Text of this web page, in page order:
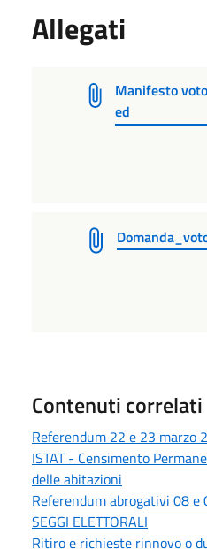
Allegati
Manifesto
ed
Contenuti correlati
Referendum 22 e 23 marzo
ISTAT - Censimento
delle abitazioni
Referendum abrogativi 08 e
SEGGI ELETTORALI
Ritiro e richieste rinnovo o